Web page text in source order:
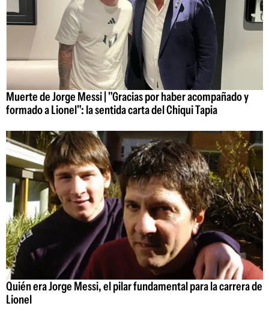
Muerte de Jorge Messi | "Gracias por haber acompañado y
formado a Lionel": la sentida carta del Chiqui Tapia
Quién era Jorge Messi, el pilar fundamental para la carrera de
Lionel